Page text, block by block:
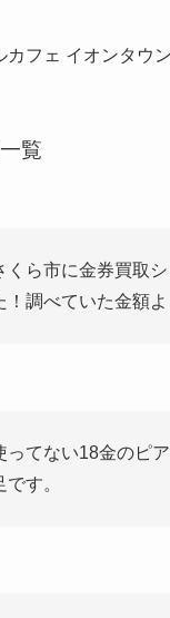
カフェ イオンタウ
覧
くら市に金券買取
！調べていた金額
ってない18金のピ
です。